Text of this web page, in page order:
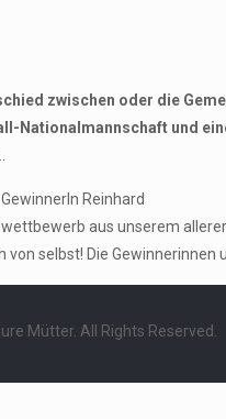
zwischen oder die
Nationalmannschaft und
Reinhard
aus unserem
von selbst! Die Gewinnerinnen
Mütter. All Rights Reserved.